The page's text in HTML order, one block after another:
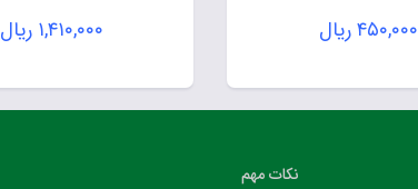
۴۵۰,۰۰۰ریال ۱,۴۱۰,۰۰۰ ریال
نکات مهم